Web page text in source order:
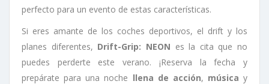
perfecto para un evento de estas características.
Si eres amante de los coches deportivos, el drift y los
planes diferentes, Drift-Grip: NEON es la cita que no
puedes perderte este verano. ¡Reserva la fecha y
prepárate para una noche llena de acción, música y